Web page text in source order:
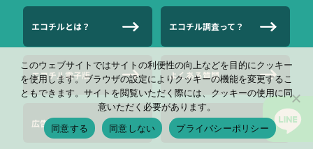
エコチルとは？ エコチル調査って？
エコチル電子版 よくある質問
広告について お問い合わせ
このウェブサイトではサイトの利便性の向上などを目的にクッキー
を使用します。ブラウザの設定によりクッキーの機能を変更するこ
ともできます。サイトを閲覧いただく際には、クッキーの使用に同
意いただく必要があります。
同意する
同意しない プライバシーポリシー